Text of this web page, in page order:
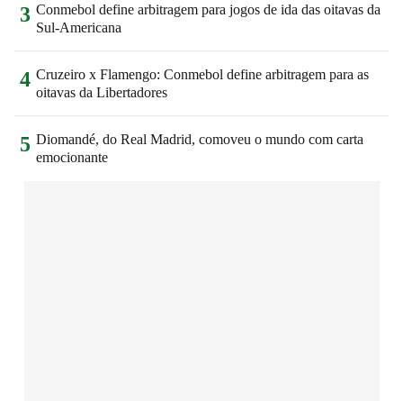
3 Conmebol define arbitragem para jogos de ida das oitavas da
Sul-Americana
4 Cruzeiro x Flamengo: Conmebol define arbitragem para as
oitavas da Libertadores
5 Diomandé, do Real Madrid, comoveu o mundo com carta
emocionante